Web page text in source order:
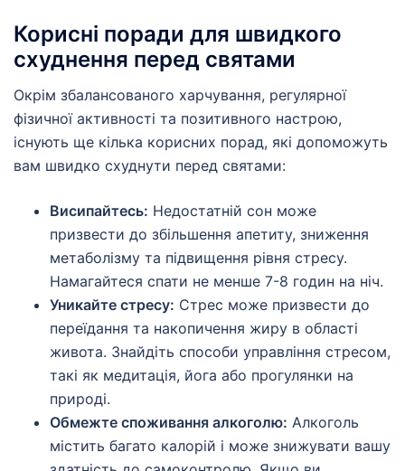
Корисні поради для швидкого
схуднення перед святами
Окрім збалансованого харчування, регулярної
фізичної активності та позитивного настрою,
існують ще кілька корисних порад, які допоможуть
вам швидко схуднути перед святами:
Висипайтесь: Недостатній сон може
призвести до збільшення апетиту, зниження
метаболізму та підвищення рівня стресу.
Намагайтеся спати не менше 7-8 годин на ніч.
Уникайте стресу: Стрес може призвести до
переїдання та накопичення жиру в області
живота. Знайдіть способи управління стресом,
такі як медитація, йога або прогулянки на
природі.
Обмежте споживання алкоголю: Алкоголь
містить багато калорій і може знижувати вашу